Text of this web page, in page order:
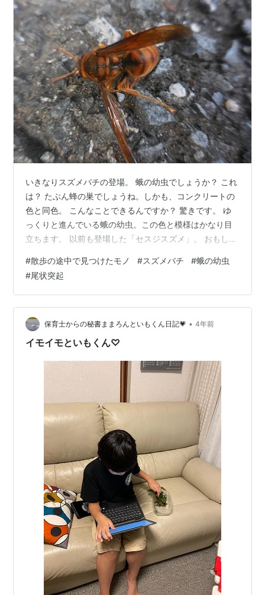
いきなりスズメバチの登場。 蛾の幼虫でしょうか？ これ
は？ たぶん蜂の巣でしょうね。しかも、コンクリートの
色と同色。 こんなことできるんですか？ 驚きです。 ゆ
っくりと進んでいる蛾の幼虫。この色と模様はかなり目
立ちます。 以前も登場した「セスジスズメ」。 おもしろ
ピョコピョコと動く事。 この動く突起で敵の目を欺くの
かもしれません。
#散歩の途中で見つけたモノ #スズメバチ #蛾の幼虫
#尾状突起
保育士からの秘書ままろんといもくん日記💗 • 4年前
イモイモといもくん♡